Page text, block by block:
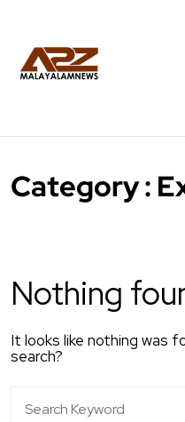
Category :
Nothing
It looks like nothing was
search?